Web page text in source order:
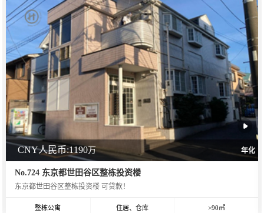
CNY人民币:1190万 年化
No.724 东京都世田谷区整栋投资楼
东京都世田谷区整栋投资楼 可贷款！
整栋公寓 住居、仓库 >90㎡